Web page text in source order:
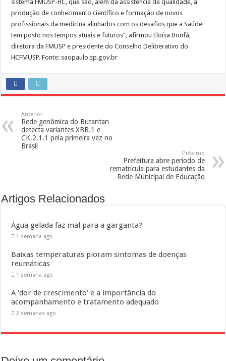
sistema FMUSP-HC, que são, além da assistência de qualidade, a
produção de conhecimento científico e formação de novos
profissionais da medicina alinhados com os desafios que a Saúde
tem posto nos tempos atuais e futuros”, afirmou Eloísa Bonfá,
diretora da FMUSP e presidente do Conselho Deliberativo do
HCFMUSP. Fonte: saopaulo.sp.gov.br
Anterior
Rede genômica do Butantan
detecta variantes XBB.1 e
CK.2.1.1 pela primeira vez no
Brasil
Próximo
Prefeitura abre período de
rematrícula para estudantes da
Rede Municipal de Educação
Artigos Relacionados
Água gelada faz mal para a garganta?
1 semana ago
Baixas temperaturas pioram sintomas de doenças
reumáticas
1 semana ago
A ‘dor de crescimento’ e a importância do
acompanhamento e tratamento adequado
2 semanas ago